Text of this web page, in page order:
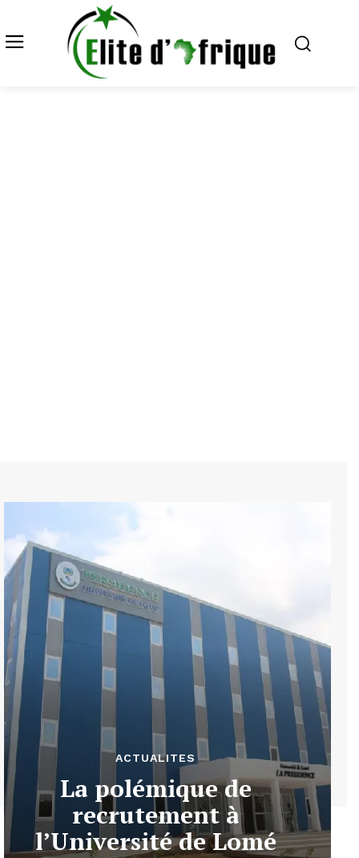
ACTUALITES
La polémique de
recrutement à
l’Université de Lomé